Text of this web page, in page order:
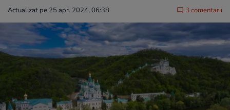
Actualizat pe 25 apr. 2024, 06:38 3 comentarii